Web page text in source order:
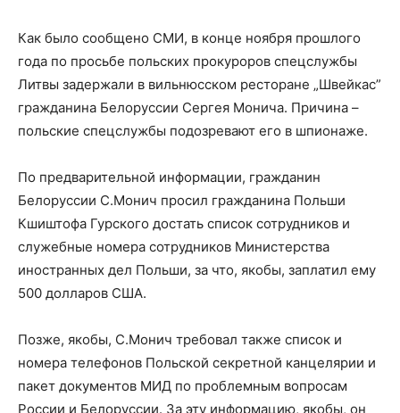
Как было сообщено СМИ, в конце ноября прошлого
года по просьбе польских прокуроров спецслужбы
Литвы задержали в вильнюсском ресторане „Швейкас”
гражданина Белоруссии Сергея Монича. Причина –
польские спецслужбы подозревают его в шпионаже.
По предварительной информации, гражданин
Белоруссии С.Монич просил гражданина Польши
Кшиштофа Гурского достать список сотрудников и
служебные номера сотрудников Министерства
иностранных дел Польши, за что, якобы, заплатил ему
500 долларов США.
Позже, якобы, С.Монич требовал также список и
номера телефонов Польской секретной канцелярии и
пакет документов МИД по проблемным вопросам
России и Белоруссии. За эту информацию, якобы, он